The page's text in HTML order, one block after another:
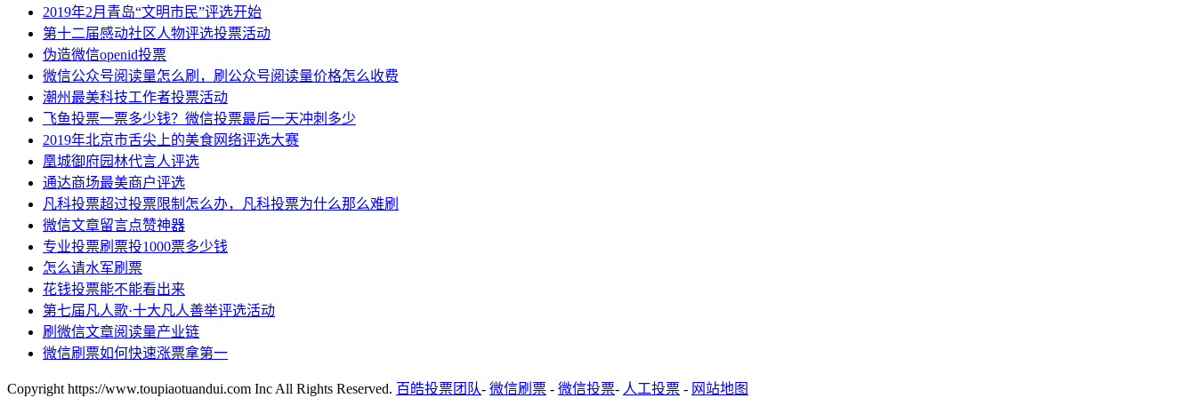
2019年2月青岛“文明市民”评选开始
第十二届感动社区人物评选投票活动
伪造微信openid投票
微信公众号阅读量怎么刷，刷公众号阅读量价格怎么收费
潮州最美科技工作者投票活动
飞鱼投票一票多少钱？微信投票最后一天冲刺多少
2019年北京市舌尖上的美食网络评选大赛
凰城御府园林代言人评选
通达商场最美商户评选
凡科投票超过投票限制怎么办，凡科投票为什么那么难刷
微信文章留言点赞神器
专业投票刷票投1000票多少钱
怎么请水军刷票
花钱投票能不能看出来
第七届凡人歌·十大凡人善举评选活动
刷微信文章阅读量产业链
微信刷票如何快速涨票拿第一
Copyright https://www.toupiaotuandui.com Inc All Rights Reserved. 百皓投票团队- 微信刷票 - 微信投票- 人工投票 - 网站地图